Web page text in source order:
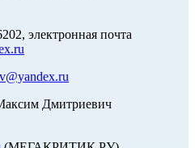
электронная почта
Дмитриевич